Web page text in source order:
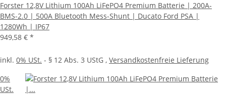
Forster 12,8V Lithium 100Ah LiFePO4 Premium Batterie | 200A-
BMS-2.0 | 500A Bluetooth Mess-Shunt | Ducato Ford PSA |
1280Wh | IP67
949,58 € *
inkl. 0% USt. - § 12 Abs. 3 UStG , Versandkostenfreie Lieferung
0%
USt.